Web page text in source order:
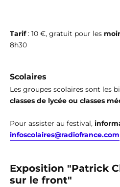
Tarif: 10 €, gratuit pour les
8h30
Scolaires
Les groupes scolaires sont les
classes de lycée ou classes
Pour assister au festival,
infoscolaires@radiofrance.com
Exposition "Patrick
sur le front"